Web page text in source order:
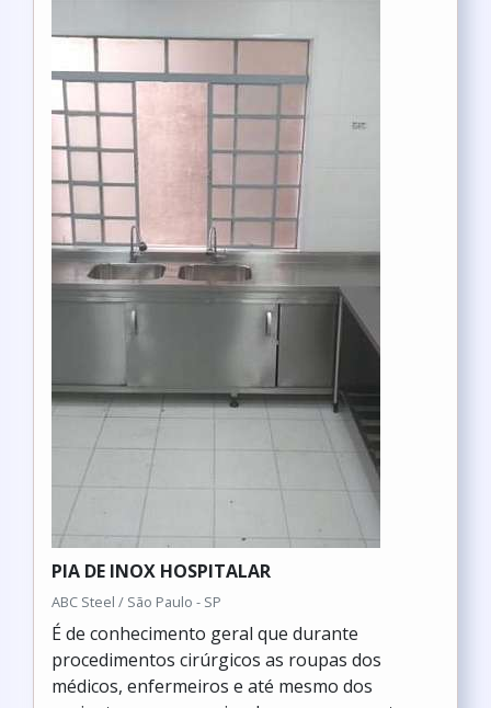
PIA DE INOX HOSPITALAR
ABC Steel / São Paulo - SP
É de conhecimento geral que durante
procedimentos cirúrgicos as roupas dos
médicos, enfermeiros e até mesmo dos